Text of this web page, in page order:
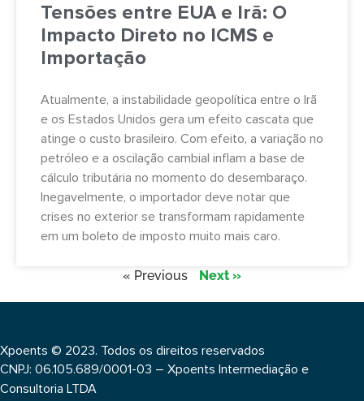
Tensões entre EUA e Irã: O
Impacto Direto no ICMS e
Importação
Atualmente, a instabilidade geopolítica entre o Irã
e os Estados Unidos gera um efeito cascata que
atinge o custo brasileiro. Com efeito, a variação no
petróleo e a oscilação cambial inflam a base de
cálculo tributária no momento do desembaraço.
Inegavelmente, o importador deve notar que
crises no exterior se transformam rapidamente
em um boleto de imposto muito mais caro.
« Previous Next »
Xpoents © 2023. Todos os direitos reservados
CNPJ: 06.105.689/0001-03 – Xpoents Intermediação e
Consultoria LTDA